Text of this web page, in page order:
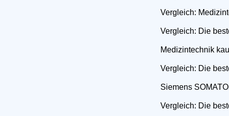
Vergleich:
Vergleich: Die
Medizintechnik
Vergleich: Die
Siemens
Vergleich: Die